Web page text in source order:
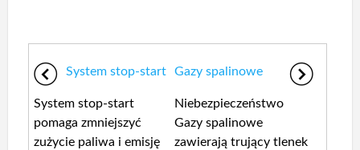
System stop-start
System stop-start
pomaga zmniejszyć
zużycie paliwa i emisję
Gazy spalinowe
Niebezpieczeństwo
Gazy spalinowe
zawierają trujący tlenek